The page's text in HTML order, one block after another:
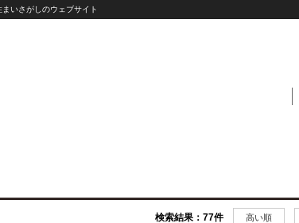
いさがしのウェブサイト
検索結果：77件 高い順